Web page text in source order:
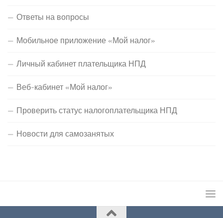
Ответы на вопросы
Мобильное приложение «Мой налог»
Личный кабинет плательщика НПД
Веб-кабинет «Мой налог»
Проверить статус налогоплательщика НПД
Новости для самозанятых